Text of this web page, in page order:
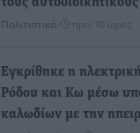
Πολιτιστικά πριν 10 ώρες
Εγκρίθηκε η
Ρόδου και Κω μέσω
καλωδίων με την